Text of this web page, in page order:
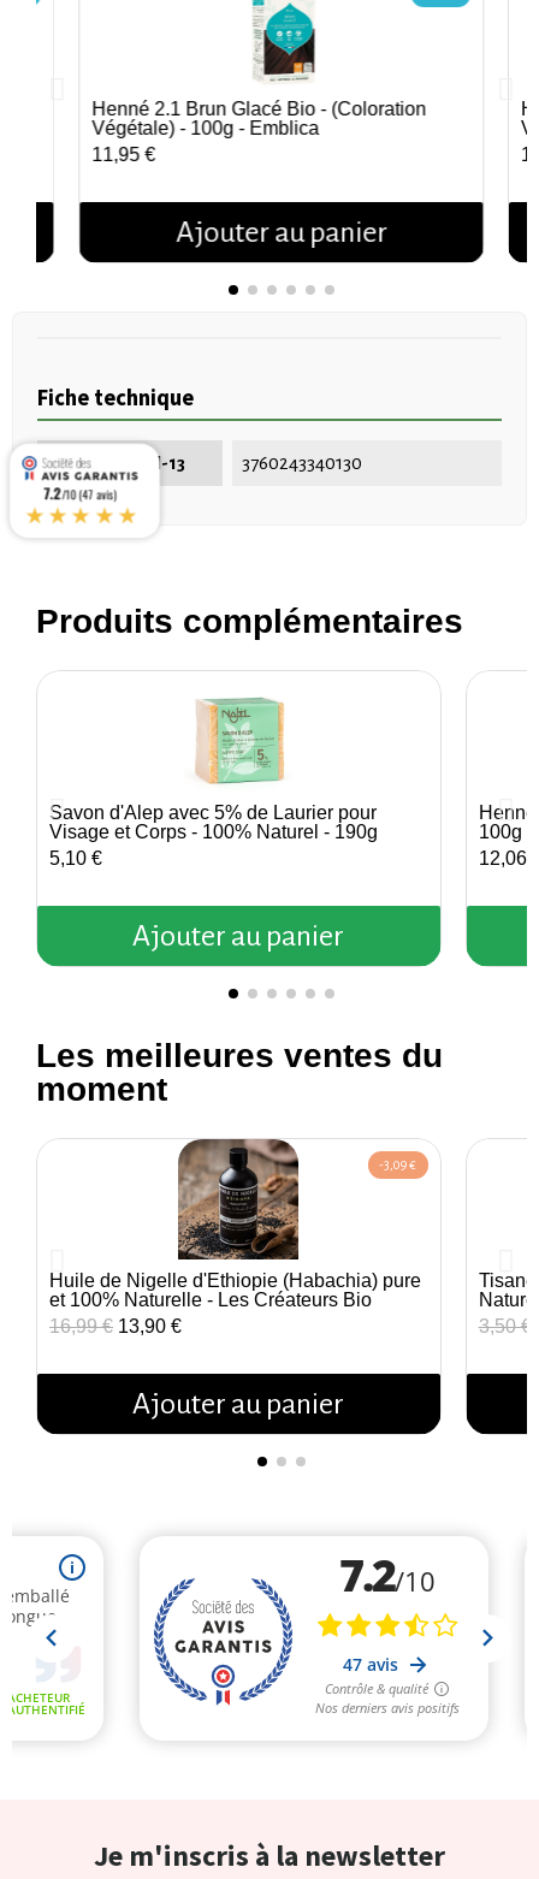
Aperçu rapide
Henné 2.1 Brun Glacé Bio - (Coloration
Végétale) - 100g - Emblica
11,95 €
Ajouter au panier
Fiche technique
EAN-13 / ISBN-13 3760243340130
Produits complémentaires
Aperçu rapide
Savon d'Alep avec 5% de Laurier pour
Visage et Corps - 100% Naturel - 190g
5,10 €
Ajouter au panier
100g -
12,06
Les meilleures ventes du
moment
Aperçu rapide
-3,09 €
Huile de Nigelle d'Éthiopie (Habachia) pure
et 100% Naturelle - Les Créateurs Bio
16,99 € 13,90 €
Ajouter au panier
3,50 €
Je m'inscris à la newsletter
7.2/10 (47 avis)
★★★★★